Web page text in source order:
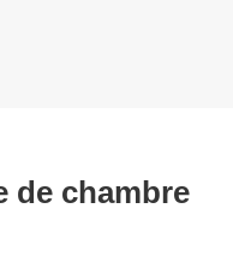
de chambre